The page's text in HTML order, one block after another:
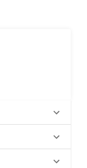
70% A, 30% B
40% B, 30% C